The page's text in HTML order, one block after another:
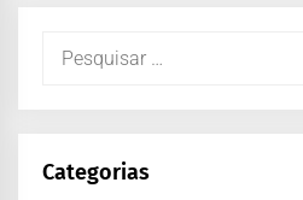
Categorias